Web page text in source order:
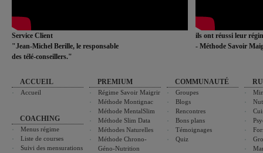
Service Client
"Jean-Michel Berille, le responsable
des télé-conseillers."
ils ont réussi leur
- Méthode Savoir
ACCUEIL
Accueil
COACHING
Menus régime
Liste de courses
Suivi des mensurations
PREMIUM
Régime Savoir Maigrir
Méthode Montignac
Méthode MentalSlim
Méthode Slim Data
Méthodes Naturelles
Méthode Chrono-
Géno-Nutrition
COMMUNAUTÉ
Groupes
Blogs
Rencontres
Bons plans
Témoignages
Quiz